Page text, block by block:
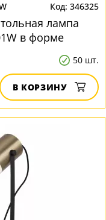
346325
лампа
в форме
50 шт.
В КОРЗИНУ